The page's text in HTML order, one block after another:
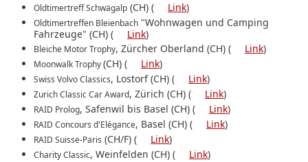
Oldtimertreff Schwägalp (CH) ( Link)
Oldtimertreffen Bleienbach "Wohnwagen und Camping
Fahrzeuge" (CH) (
Link)
Bleiche Motor Trophy, Zürcher Oberland (CH) ( Link)
Moonwalk Trophy(CH) ( Link)
Swiss Volvo Classics, Lostorf (CH) ( Link)
Zurich Classic Car Award, Zürich (CH) ( Link)
RAID Prolog, Safenwil bis Basel (CH) ( Link)
RAID Concours d'Elégance, Basel (CH) ( Link)
RAID Suisse-Paris (CH/F) ( Link)
Charity Classic, Weinfelden (CH) ( Link)